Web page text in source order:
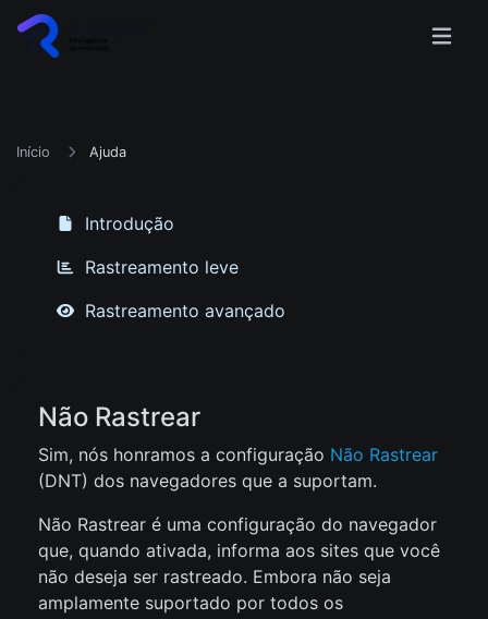
Início Ajuda
Introdução
Rastreamento leve
Rastreamento avançado
Não Rastrear
Sim, nós honramos a configuração Não Rastrear
(DNT) dos navegadores que a suportam.
Não Rastrear é uma configuração do navegador
que, quando ativada, informa aos sites que você
não deseja ser rastreado. Embora não seja
amplamente suportado por todos os